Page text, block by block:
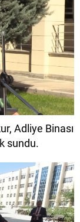
Adliye Binası
sundu.